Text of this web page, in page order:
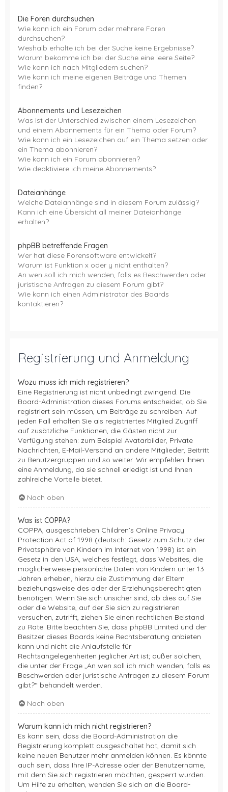
Die Foren durchsuchen
Wie kann ich ein Forum oder mehrere Foren
durchsuchen?
Weshalb erhalte ich bei der Suche keine Ergebnisse?
Warum bekomme ich bei der Suche eine leere Seite?
Wie kann ich nach Mitgliedern suchen?
Wie kann ich meine eigenen Beiträge und Themen
finden?
Abonnements und Lesezeichen
Was ist der Unterschied zwischen einem Lesezeichen
und einem Abonnements für ein Thema oder Forum?
Wie kann ich ein Lesezeichen auf ein Thema setzen oder
ein Thema abonnieren?
Wie kann ich ein Forum abonnieren?
Wie deaktiviere ich meine Abonnements?
Dateianhänge
Welche Dateianhänge sind in diesem Forum zulässig?
Kann ich eine Übersicht all meiner Dateianhänge
erhalten?
phpBB betreffende Fragen
Wer hat diese Forensoftware entwickelt?
Warum ist Funktion x oder y nicht enthalten?
An wen soll ich mich wenden, falls es Beschwerden oder
juristische Anfragen zu diesem Forum gibt?
Wie kann ich einen Administrator des Boards
kontaktieren?
Registrierung und Anmeldung
Wozu muss ich mich registrieren?
Eine Registrierung ist nicht unbedingt zwingend. Die
Board-Administration dieses Forums entscheidet, ob Sie
registriert sein müssen, um Beiträge zu schreiben. Auf
jeden Fall erhalten Sie als registriertes Mitglied Zugriff
auf zusätzliche Funktionen, die Gästen nicht zur
Verfügung stehen: zum Beispiel Avatarbilder, Private
Nachrichten, E-Mail-Versand an andere Mitglieder, Beitritt
zu Benutzergruppen und so weiter. Wir empfehlen Ihnen
eine Anmeldung, da sie schnell erledigt ist und Ihnen
zahlreiche Vorteile bietet.
Nach oben
Was ist COPPA?
COPPA, ausgeschrieben Children’s Online Privacy
Protection Act of 1998 (deutsch: Gesetz zum Schutz der
Privatsphäre von Kindern im Internet von 1998) ist ein
Gesetz in den USA, welches festlegt, dass Websites, die
möglicherweise persönliche Daten von Kindern unter 13
Jahren erheben, hierzu die Zustimmung der Eltern
beziehungsweise des oder der Erziehungsberechtigten
benötigen. Wenn Sie sich unsicher sind, ob dies auf Sie
oder die Website, auf der Sie sich zu registrieren
versuchen, zutrifft, ziehen Sie einen rechtlichen Beistand
zu Rate. Bitte beachten Sie, dass phpBB Limited und der
Besitzer dieses Boards keine Rechtsberatung anbieten
kann und nicht die Anlaufstelle für
Rechtsangelegenheiten jeglicher Art ist; außer solchen,
die unter der Frage „An wen soll ich mich wenden, falls es
Beschwerden oder juristische Anfragen zu diesem Forum
gibt?“ behandelt werden.
Nach oben
Warum kann ich mich nicht registrieren?
Es kann sein, dass die Board-Administration die
Registrierung komplett ausgeschaltet hat, damit sich
keine neuen Benutzer mehr anmelden können. Es könnte
auch sein, dass Ihre IP-Adresse oder der Benutzername,
mit dem Sie sich registrieren möchten, gesperrt wurden.
Um Hilfe zu erhalten, wenden Sie sich an die Board-